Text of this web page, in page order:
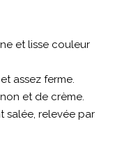
et lisse couleur
assez ferme.
et de crème.
salée, relevée par